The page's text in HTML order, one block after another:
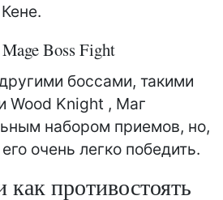
Boss Fight
боссами, такими
Wood Knight , Маг
набором приемов, но,
очень легко победить.
как противостоять